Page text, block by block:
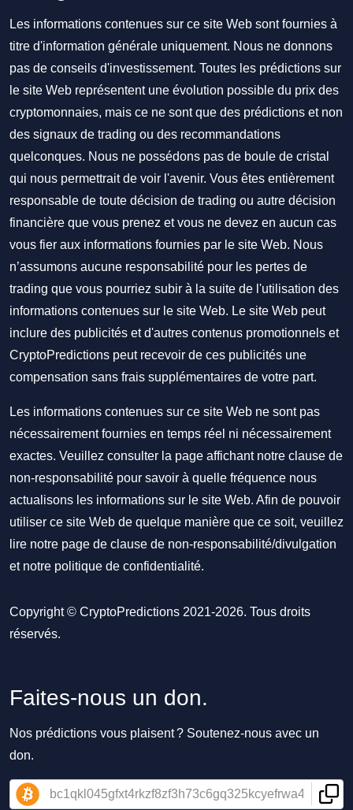
Les informations contenues sur ce site Web sont fournies à
titre d'information générale uniquement. Nous ne donnons
pas de conseils d'investissement. Toutes les prédictions sur
le site Web représentent une évolution possible du prix des
cryptomonnaies, mais ce ne sont que des prédictions et non
des signaux de trading ou des recommandations
quelconques. Nous ne possédons pas de boule de cristal
qui nous permettrait de voir l'avenir. Vous êtes entièrement
responsable de toute décision de trading ou autre décision
financière que vous prenez et vous ne devez en aucun cas
vous fier aux informations fournies par le site Web. Nous
n’assumons aucune responsabilité pour les pertes de
trading que vous pourriez subir à la suite de l'utilisation des
informations contenues sur le site Web. Le site Web peut
inclure des publicités et d'autres contenus promotionnels et
CryptoPredictions peut recevoir de ces publicités une
compensation sans frais supplémentaires de votre part.
Les informations contenues sur ce site Web ne sont pas
nécessairement fournies en temps réel ni nécessairement
exactes. Veuillez consulter la page affichant notre clause de
non-responsabilité pour savoir à quelle fréquence nous
actualisons les informations sur le site Web. Afin de pouvoir
utiliser ce site Web de quelque manière que ce soit, veuillez
lire notre page de clause de non-responsabilité/divulgation
et notre politique de confidentialité.
Copyright © CryptoPredictions 2021-2026. Tous droits
réservés.
Faites-nous un don.
Nos prédictions vous plaisent ? Soutenez-nous avec un
don.